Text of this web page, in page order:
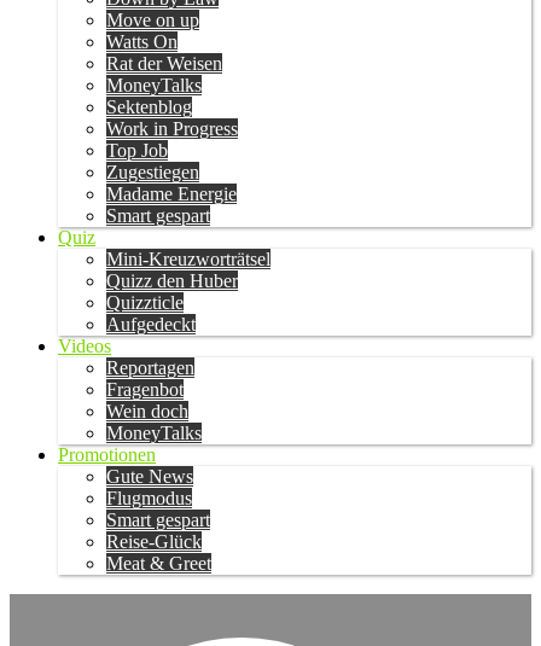
Move on up
Watts On
Rat der Weisen
MoneyTalks
Sektenblog
Work in Progress
Top Job
Zugestiegen
Madame Energie
Smart gespart
Quiz
Mini-Kreuzworträtsel
Quizz den Huber
Quizzticle
Aufgedeckt
Videos
Reportagen
Fragenbot
Wein doch
MoneyTalks
Promotionen
Gute News
Flugmodus
Smart gespart
Reise-Glück
Meat & Greet